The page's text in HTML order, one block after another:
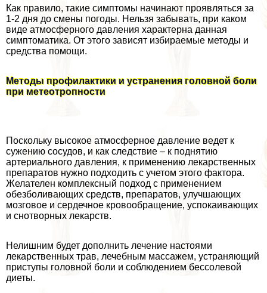
Как правило, такие симптомы начинают проявляться за
1-2 дня до смены погоды. Нельзя забывать, при каком
виде атмосферного давления хаpaктерна данная
симптоматика. От этого зависят избираемые методы и
средства помощи.
Методы профилактики и устранения головной боли
при метеотропности
Поскольку высокое атмосферное давление ведет к
сужению сосудов, и как следствие – к поднятию
артериального давления, к применению лекарственных
препаратов нужно подходить с учетом этого фактора.
Желателен комплексный подход с применением
обезболивающих средств, препаратов, улучшающих
мозговое и сердечное кровообращение, успокаивающих
и снотворных лекарств.
Нелишним будет дополнить лечение настоями
лекарственных трав, лечебным массажем, устраняющий
приступы головной боли и соблюдением бессолевой
диеты.